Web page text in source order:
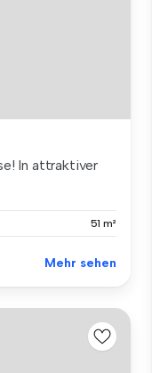
In attraktiver
51 m²
Mehr sehen